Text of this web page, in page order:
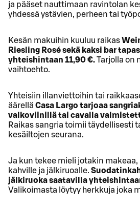
ja pääset nauttimaan ravintolan
yhdessä ystävien, perheen tai
Kesän makuihin kuuluu raikas
Riesling Rosé sekä kaksi bar
yhteishintaan 11,90 €.Tarjolla on
vaihtoehto.
Yhteisiin illanviettoihin tai
äärellä Casa Largo tarjoaa
valkoviinillä tai cavalla
Raikas sangria toimii täydellisesti
kesäiltojen seurana.
Ja kun tekee mieli jotakin
kahville ja jälkiruoalle.
jälkiruoka saatavilla
Valikoimasta löytyy herkkuja joka